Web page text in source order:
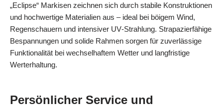
„Eclipse“ Markisen zeichnen sich durch stabile Konstruktionen
und hochwertige Materialien aus – ideal bei böigem Wind,
Regenschauern und intensiver UV‑Strahlung. Strapazierfähige
Bespannungen und solide Rahmen sorgen für zuverlässige
Funktionalität bei wechselhaftem Wetter und langfristige
Werterhaltung.
Persönlicher Service und